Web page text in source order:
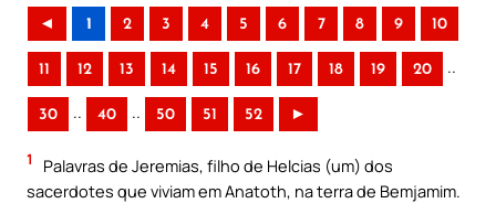
◄ 1 2 3 4 5 6 7 8 9 10
11 12 13 14 15 16 17 18 19 20 ..
30 .. 40 .. 50 51 52 ►
1
Palavras de Jeremias, filho de Helcias (um) dos
sacerdotes que viviam em Anatoth, na terra de Bemjamim.